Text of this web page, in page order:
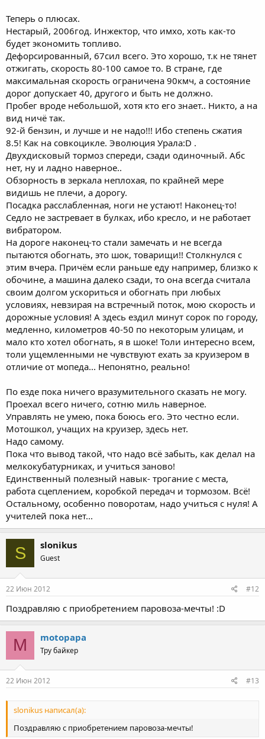
Теперь о плюсах.
Нестарый, 2006год. Инжектор, что имхо, хоть как-то
будет экономить топливо.
Дефорсированный, 67сил всего. Это хорошо, т.к не тянет
отжигать, скорость 80-100 самое то. В стране, где
максимальная скорость ограничена 90кмч, а состояние
дорог допускает 40, другого и быть не должно.
Пробег вроде небольшой, хотя кто его знает.. Никто, а на
вид ничё так.
92-й бензин, и лучше и не надо!!! Ибо степень сжатия
8.5! Как на совкоцикле. Эволюция Урала:D .
Двухдисковый тормоз спереди, сзади одиночный. Абс
нет, ну и ладно наверное..
Обзорность в зеркала неплохая, по крайней мере
видишь не плечи, а дорогу.
Посадка расслабленная, ноги не устают! Наконец-то!
Седло не застревает в булках, ибо кресло, и не работает
вибратором.
На дороге наконец-то стали замечать и не всегда
пытаются обогнать, это шок, товарищи!! Столкнулся с
этим вчера. Причём если раньше еду например, близко к
обочине, а машина далеко сзади, то она всегда считала
своим долгом ускориться и обогнать при любых
условиях, невзирая на встречный поток, мою скорость и
дорожные условия! А здесь ездил минут сорок по городу,
медленно, километров 40-50 по некоторым улицам, и
мало кто хотел обогнать, я в шоке! Толи интересно всем,
толи ущемленными не чувствуют ехать за круизером в
отличие от мопеда... Непонятно, реально!
По езде пока ничего вразумительного сказать не могу.
Проехал всего ничего, сотню миль наверное.
Управлять не умею, пока боюсь его. Это честно если.
Мотошкол, учащих на круизер, здесь нет.
Надо самому.
Пока что вывод такой, что надо всё забыть, как делал на
мелкокубатурниках, и учиться заново!
Единственный полезный навык- трогание с места,
работа сцеплением, коробкой передач и тормозом. Всё!
Остальному, особенно поворотам, надо учиться с нуля! А
учителей пока нет...
S slonikus
Guest
22 Июн 2012 #12
Поздравляю с приобретением паровоза-мечты! :D
M motopapa
Тру байкер
22 Июн 2012 #13
slonikus написал(а):
Поздравляю с приобретением паровоза-мечты!